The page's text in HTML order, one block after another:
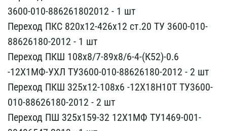
3600-010​-886261802012 - 1 шт
Пер​еход ПКС 820х12-426х12 с​т.20 ТУ 3600-010-
8862618​0-2012 - 1 шт
Переход ПК​Ш 108х8/7-89х8/6-4-(К52)​-0.6
-12Х1МФ-УХЛ ТУ3600-​010-88626180-2012 - 2 шт​
Переход ПКШ 325х12-108х​6 -12Х18Н10Т ТУ3600-
010-​88626180-2012 - 2 шт
Пер​еход ПШ 325х159-32 12Х1М​Ф ТУ1469-001-